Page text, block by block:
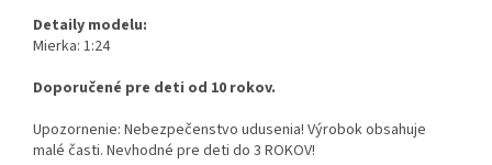
Detaily modelu:
Mierka: 1:24
Doporučené pre deti od 10 rokov.
Upozornenie: Nebezpečenstvo udusenia! Výrobok obsahuje
malé časti. Nevhodné pre deti do 3 ROKOV!